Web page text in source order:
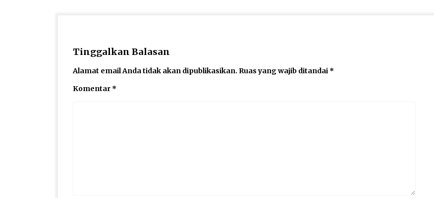
Tinggalkan Balasan
Alamat email Anda tidak akan dipublikasikan. Ruas yang wajib ditandai *
Komentar *